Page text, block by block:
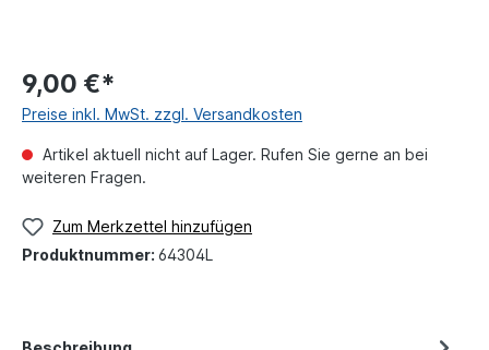
9,00 €*
Preise inkl. MwSt. zzgl. Versandkosten
Artikel aktuell nicht auf Lager. Rufen Sie gerne an bei
weiteren Fragen.
Zum Merkzettel hinzufügen
Produktnummer: 64304L